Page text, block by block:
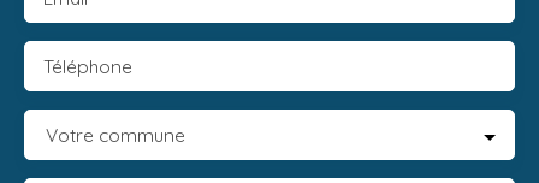
Téléphone
Votre commune